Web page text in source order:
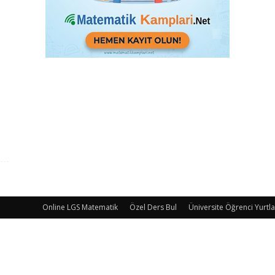
Online LGS Matematik Özel Ders Bul Üniversite Öğrenci